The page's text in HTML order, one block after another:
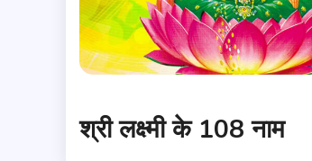
श्री लक्ष्मी के 108 नाम